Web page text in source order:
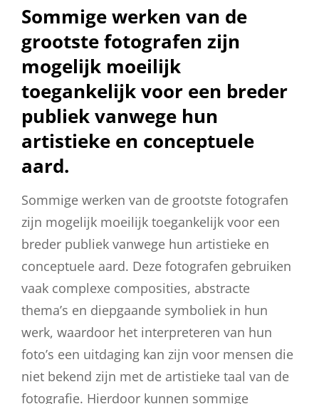
Sommige werken van de
grootste fotografen zijn
mogelijk moeilijk
toegankelijk voor een breder
publiek vanwege hun
artistieke en conceptuele
aard.
Sommige werken van de grootste fotografen
zijn mogelijk moeilijk toegankelijk voor een
breder publiek vanwege hun artistieke en
conceptuele aard. Deze fotografen gebruiken
vaak complexe composities, abstracte
thema’s en diepgaande symboliek in hun
werk, waardoor het interpreteren van hun
foto’s een uitdaging kan zijn voor mensen die
niet bekend zijn met de artistieke taal van de
fotografie. Hierdoor kunnen sommige